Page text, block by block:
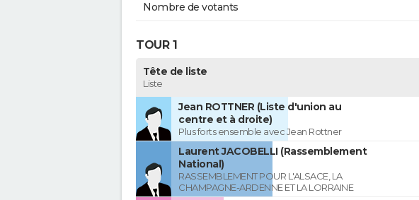
Nombre de votants
TOUR 1
Tête de liste
Liste
Jean ROTTNER (Liste d'union au
centre et à droite)
Plus forts ensemble avec Jean Rottner
Laurent JACOBELLI (Rassemblement
National)
RASSEMBLEMENT POUR L'ALSACE, LA
CHAMPAGNE-ARDENNE ET LA LORRAINE